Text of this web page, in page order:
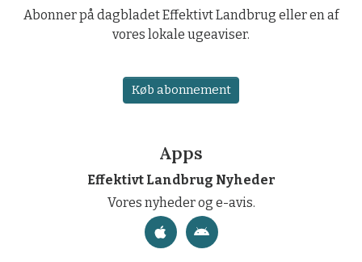
Abonner på dagbladet Effektivt Landbrug eller en af
vores lokale ugeaviser.
Køb abonnement
Apps
Effektivt Landbrug Nyheder
Vores nyheder og e-avis.